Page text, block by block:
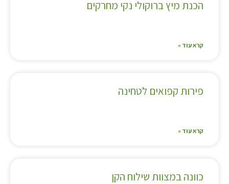
הכנת מיץ ברוקולי נקי מחרקים
קרא עוד »
פירות קפואים לטחינה
קרא עוד »
כוונה במצוות שילוח הקן